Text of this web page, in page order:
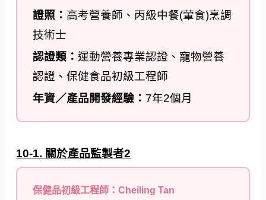
證照： 高考營養師、丙級中餐(葷食)烹調
技術士
認證類：運動營養專業認證、寵物營養
認證、保健食品初級工程師
年資／產品開發經驗： 7年2個月
10-1. 關於產品監製者2
保健品初級工程師：Cheiling Tan